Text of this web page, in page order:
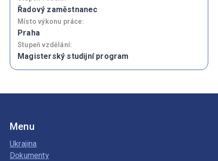
Řadový zaměstnanec
Místo výkonu práce:
Praha
Stupeň vzdělání:
Magisterský studijní program
Menu
Ukrajina
Dokumenty